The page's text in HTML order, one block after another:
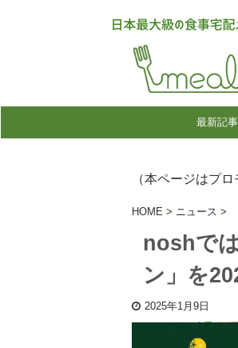
最新記事
（本ページはプ
HOME > ニュース >
noshで
ン」を
2025年1月9日